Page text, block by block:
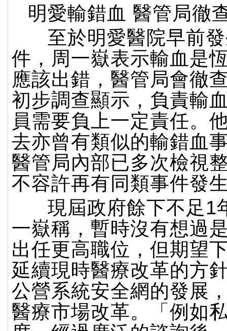
明愛輸錯血 醫管局徹
至於明愛醫院早前
件，周一嶽表示輸血是
應該出錯，醫管局會徹
初步調查顯示，負責輸
員需要負上一定責任。
去亦曾有類似的輸錯血
醫管局內部已多次檢視
不容許再有同類事件發
現屆政府餘下不足1
一嶽稱，暫時沒有想過
出任更高職位，但期望
延續現時醫療改革的方
公營系統安全網的發展
醫療市場改革。「例如